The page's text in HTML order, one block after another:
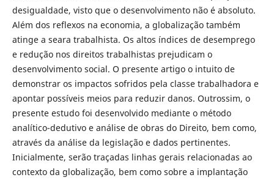
desigualdade, visto que o desenvolvimento não é absoluto.
Além dos reflexos na economia, a globalização também
atinge a seara trabalhista. Os altos índices de desemprego
e redução nos direitos trabalhistas prejudicam o
desenvolvimento social. O presente artigo o intuito de
demonstrar os impactos sofridos pela classe trabalhadora e
apontar possíveis meios para reduzir danos. Outrossim, o
presente estudo foi desenvolvido mediante o método
analítico-dedutivo e análise de obras do Direito, bem como,
através da análise da legislação e dados pertinentes.
Inicialmente, serão traçadas linhas gerais relacionadas ao
contexto da globalização, bem como sobre a implantação